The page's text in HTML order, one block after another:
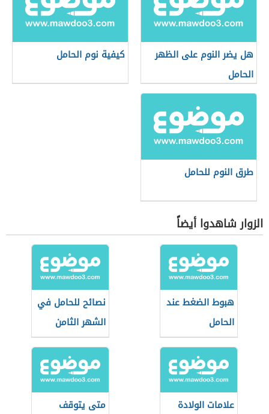
هل يضر النوم على الظهر
الحامل
كيفية نوم الحامل
طرق النوم للحامل
الزوار شاهدوا أيضاً
هبوط الضغط عند
الحامل
نصائح للحامل في
الشهر الثامن
علامات الولادة
متى يتوقف